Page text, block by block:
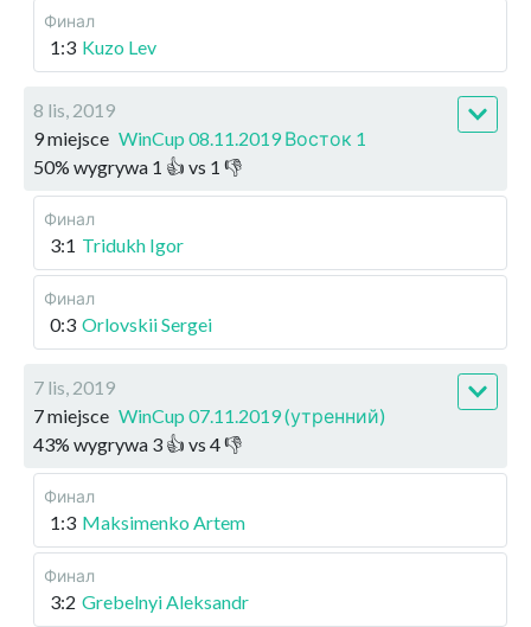
Финал
1:3 Kuzo Lev
8 lis, 2019
9 miejsce WinCup 08.11.2019 Восток 1
50% wygrywa 1 👍 vs 1 👎
Финал
3:1 Tridukh Igor
Финал
0:3 Orlovskii Sergei
7 lis, 2019
7 miejsce WinCup 07.11.2019 (утренний)
43% wygrywa 3 👍 vs 4👎
Финал
1:3 Maksimenko Artem
Финал
3:2 Grebelnyi Aleksandr